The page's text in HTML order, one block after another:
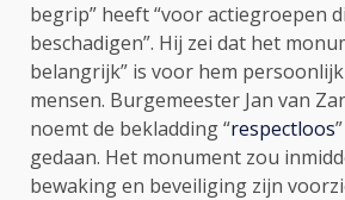
begrip” heeft “voor actiegroepen
beschadigen”. Hij zei dat het
belangrijk” is voor hem
mensen. Burgemeester Jan van
noemt de bekladding “respectloos
gedaan. Het monument zou
bewaking en beveiliging zijn